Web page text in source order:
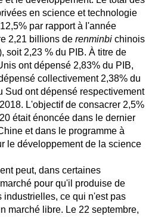
en science et technologie
par rapport à l'année
2,21 billions de renminbi chinois
soit 2,23 % du PIB. À titre de
ont dépensé 2,83% du PIB,
collectivement 2,38% du
Sud ont dépensé respectivement
L'objectif de consacrer 2,5%
était énoncée dans le dernier
et dans le programme à
le développement de la science
peut, dans certaines
pour qu'il produise de
industrielles, ce qui n'est pas
marché libre. Le 22 septembre,